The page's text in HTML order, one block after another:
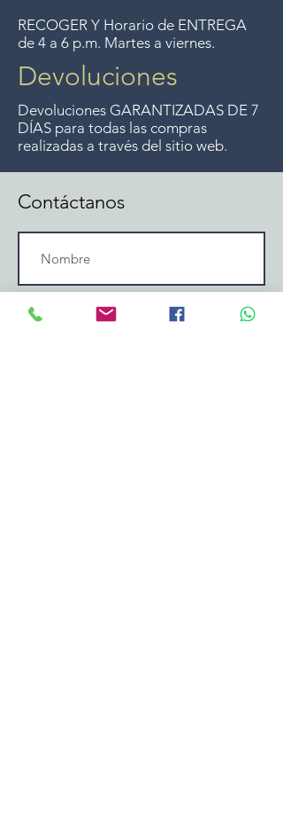
RECOGER Y Horario de ENTREGA
de 4 a 6 p.m. Martes a viernes.
Devoluciones
Devoluciones GARANTIZADAS DE 7
DÍAS para todas las compras
realizadas a través del sitio web.
Contáctanos